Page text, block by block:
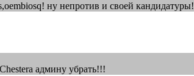
ну непротив и своей кандидатуры!
админу убрать!!!